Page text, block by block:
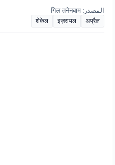
المصدر: गिल तनेनबाम
अप्रैल
इज़रायल
शेकेल